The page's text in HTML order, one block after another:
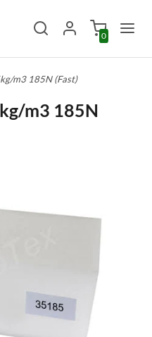
0
m3 185N (Fast)
m3 185N